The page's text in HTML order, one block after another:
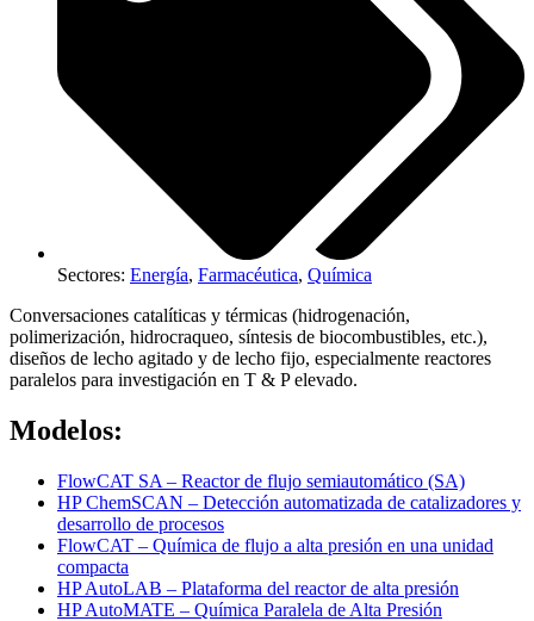
Sectores: Energía, Farmacéutica, Química
Conversaciones catalíticas y térmicas (hidrogenación,
polimerización, hidrocraqueo, síntesis de biocombustibles, etc.),
diseños de lecho agitado y de lecho fijo, especialmente reactores
paralelos para investigación en T & P elevado.
Modelos:
FlowCAT SA – Reactor de flujo semiautomático (SA)
HP ChemSCAN – Detección automatizada de catalizadores y
desarrollo de procesos
FlowCAT – Química de flujo a alta presión en una unidad
compacta
HP AutoLAB – Plataforma del reactor de alta presión
HP AutoMATE – Química Paralela de Alta Presión